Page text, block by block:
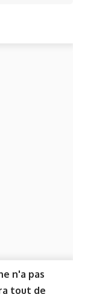
n'a pas
tout de